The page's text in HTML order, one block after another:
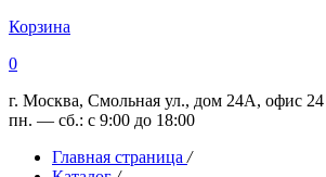
Корзина
0
г. Москва, Смольная ул., дом 24А, офис 24
пн. — сб.: с 9:00 до 18:00
Главная страница /